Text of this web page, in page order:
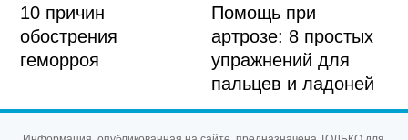
10 причин
обострения
геморроя
Помощь при
артрозе: 8 простых
упражнений для
пальцев и ладоней